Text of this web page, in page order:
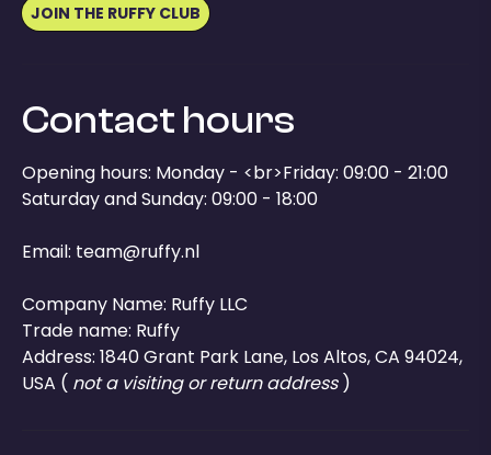
JOIN THE RUFFY CLUB
Contact hours
Opening hours: Monday - <br>Friday: 09:00 - 21:00
Saturday and Sunday: 09:00 - 18:00
Email: team@ruffy.nl
Company Name: Ruffy LLC
Trade name: Ruffy
Address: 1840 Grant Park Lane, Los Altos, CA 94024,
USA ( not a visiting or return address)